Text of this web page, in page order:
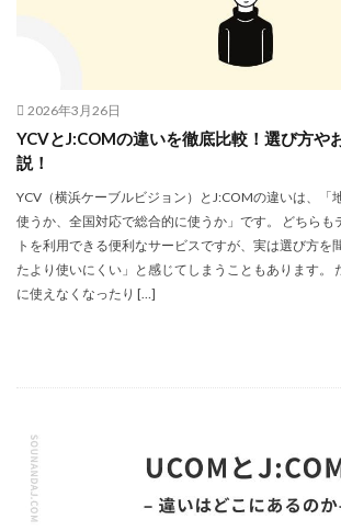
2026年3月26日
YCVとJ:COMの違いを徹底比較！選び方や
説！
YCV（横浜ケーブルビジョン）とJ:COMの違いは、「
使うか、全国対応で総合的に使うか」です。 どちらも
トを利用できる便利なサービスですが、実は選び方を
たより使いにくい」と感じてしまうこともあります。
に使えなくなったり […]